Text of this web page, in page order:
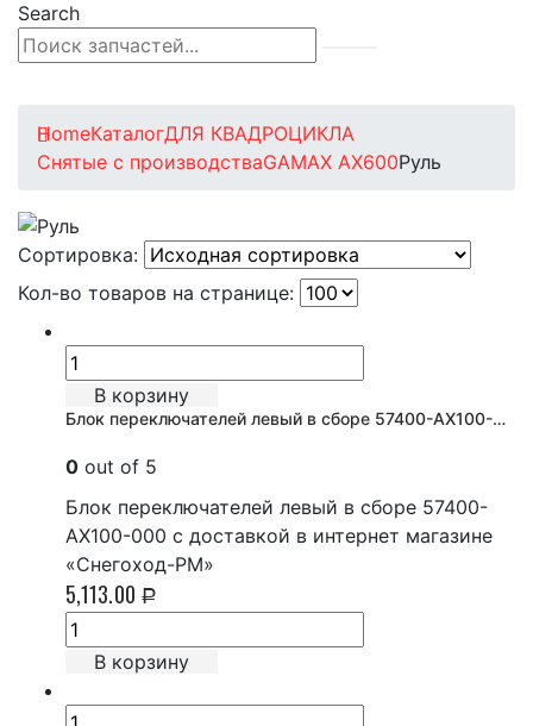
Search
HomeКаталогДЛЯ КВАДРОЦИКЛА
Снятые с производстваGAMAX AX600Руль
Сортировка:
Кол-во товаров на странице:
В корзину
Блок переключателей левый в сборе 57400-AX100-000
0 out of 5
Блок переключателей левый в сборе 57400-
AX100-000 с доставкой в интернет магазине
«Снегоход-РМ»
5,113.00 Р
В корзину